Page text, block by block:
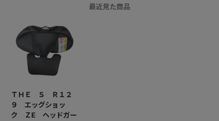
最近見た商品
ＴＨＥ Ｓ Ｒ１２
９ エッグショッ
ク ＺE ヘッドガー